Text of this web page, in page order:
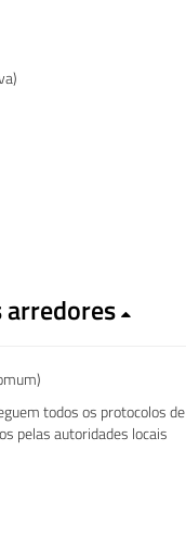
todos os protocolos de
pelas autoridades locais